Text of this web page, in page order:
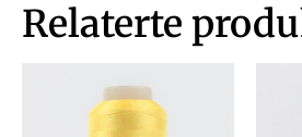
Relaterte